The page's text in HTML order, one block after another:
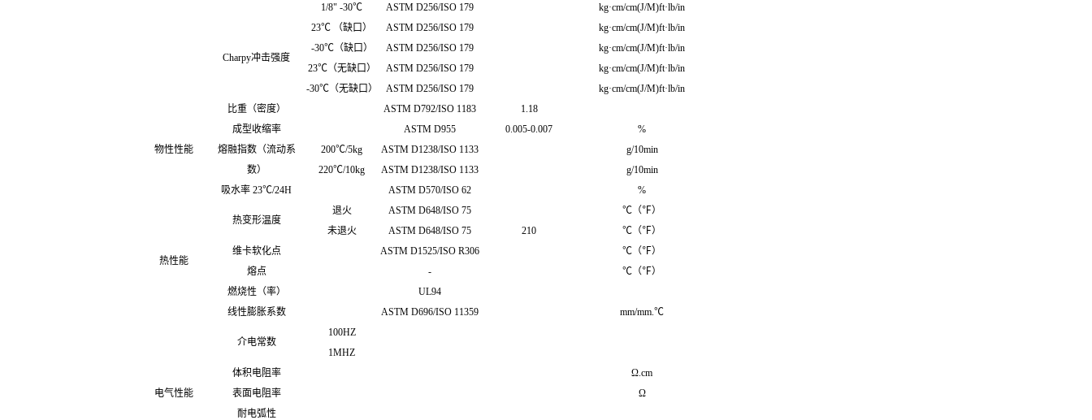
1/8" -30℃
ASTM D256/ISO 179 kg·cm/cm(J/M)ft·lb/in
Charpy冲击强度
23℃ （缺口） ASTM D256/ISO 179
kg·cm/cm(J/M)ft·lb/in
-30℃（缺口）
ASTM D256/ISO 179
kg·cm/cm(J/M)ft·lb/in
23℃（无缺口）
ASTM D256/ISO 179
kg·cm/cm(J/M)ft·lb/in
-30℃（无缺口）
ASTM D256/ISO 179 kg·cm/cm(J/M)ft·lb/in
物性性能
比重（密度） ASTM D792/ISO 1183
1.18
成型收缩率
ASTM D955 0.005-0.007
%
熔融指数（流动系
数）
200℃/5kg ASTM D1238/ISO 1133
g/10min
220℃/10kg
ASTM D1238/ISO 1133
g/10min
吸水率 23℃/24H
ASTM D570/ISO 62 %
热性能
热变形温度
退火 ASTM D648/ISO 75
℃（℉）
未退火
ASTM D648/ISO 75 210
℃（℉）
维卡软化点
ASTM D1525/ISO R306
℃（℉）
熔点
-
℃（℉）
燃烧性（率）
UL94
线性膨胀系数
ASTM D696/ISO 11359 mm/mm.℃
电气性能
介电常数
100HZ
1MHZ
体积电阻率
Ω.cm
表面电阻率
Ω
耐电弧性